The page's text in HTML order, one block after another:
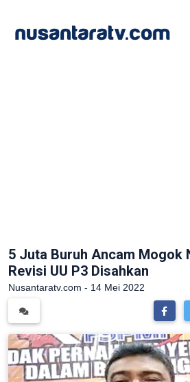
5 Juta Buruh Ancam Mogok
Revisi UU P3 Disahkan
Nusantaratv.com - 14 Mei 2022